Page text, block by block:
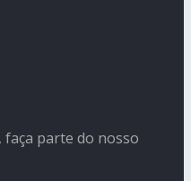
faça parte do nosso